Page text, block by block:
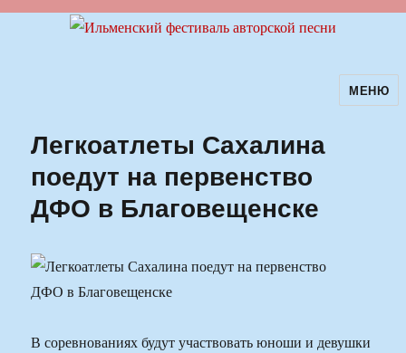
Ильменский фестиваль авторскойМЕНЮ
Легкоатлеты Сахалина
поедут на первенство
ДФО в Благовещенске
В соревнованиях будут участвовать юноши и девушки